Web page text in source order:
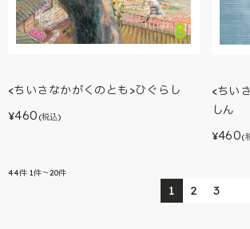
<ちいさなかがくのとも>ひぐらし
¥460 (税込)
<ちい
しん
¥460(
44件 1件～20件
1 2 3